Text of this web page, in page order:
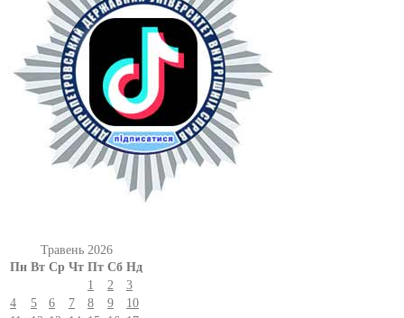
Травень 2026
Пн Вт Ср Чт Пт Сб Нд
1
2
3
4
5 6 7 8 9
10